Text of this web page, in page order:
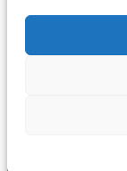
Pro gurmány